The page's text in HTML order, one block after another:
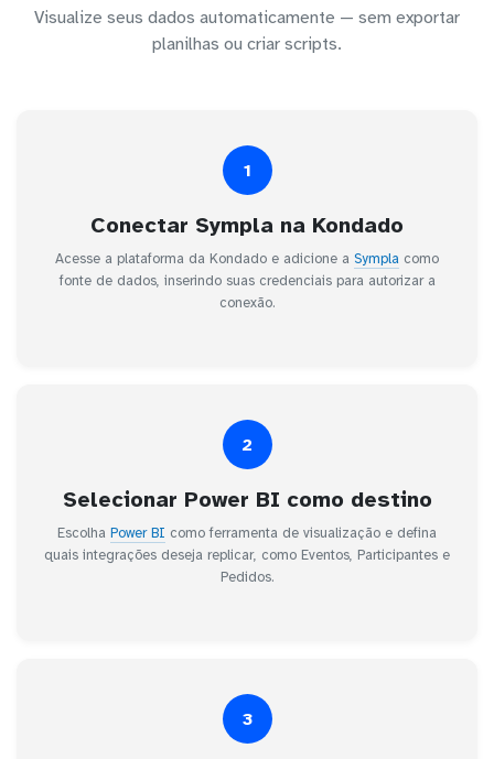
Visualize seus dados automaticamente — sem exportar
planilhas ou criar scripts.
1
Conectar Sympla na Kondado
Acesse a plataforma da Kondado e adicione a Sympla como
fonte de dados, inserindo suas credenciais para autorizar a
conexão.
2
Selecionar Power BI como destino
Escolha Power BI como ferramenta de visualização e defina
quais integrações deseja replicar, como Eventos, Participantes e
Pedidos.
3